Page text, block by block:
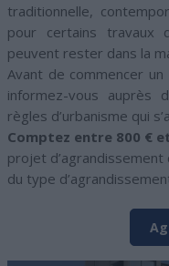
traditionnelle,
pour certains travaux
peuvent rester dans la
Avant de commencer
informez-vous auprès
règles d’urbanisme qui
Comptez entre 800 €
projet
du type